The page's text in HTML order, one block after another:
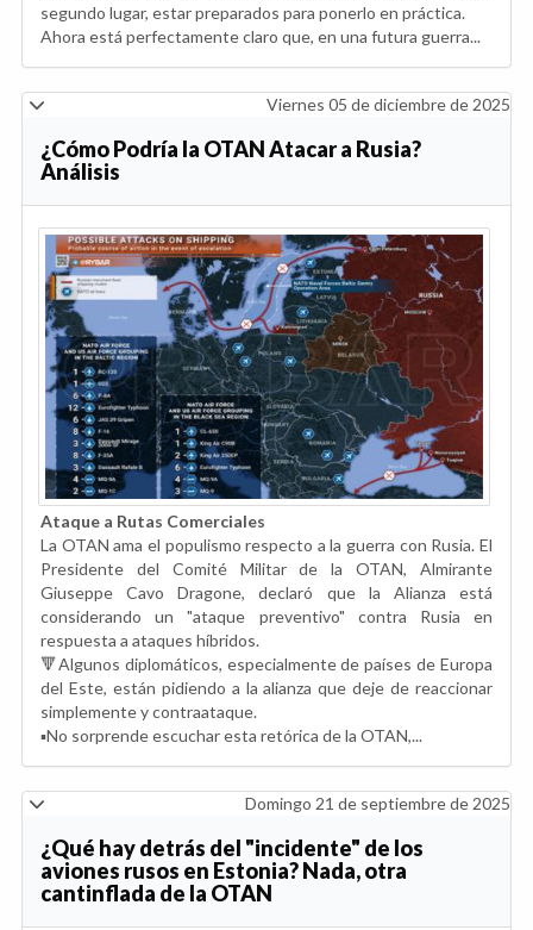
segundo lugar, estar preparados para ponerlo en práctica.
Ahora está perfectamente claro que, en una futura guerra...
Viernes 05 de diciembre de 2025
¿Cómo Podría la OTAN Atacar a Rusia?
Análisis
Ataque a Rutas Comerciales
La OTAN ama el populismo respecto a la guerra con Rusia. El
Presidente del Comité Militar de la OTAN, Almirante
Giuseppe Cavo Dragone, declaró que la Alianza está
considerando un "ataque preventivo" contra Rusia en
respuesta a ataques híbridos.
🔻Algunos diplomáticos, especialmente de países de Europa
del Este, están pidiendo a la alianza que deje de reaccionar
simplemente y contraataque.
▪️No sorprende escuchar esta retórica de la OTAN,...
Domingo 21 de septiembre de 2025
¿Qué hay detrás del "incidente" de los
aviones rusos en Estonia? Nada, otra
cantinflada de la OTAN